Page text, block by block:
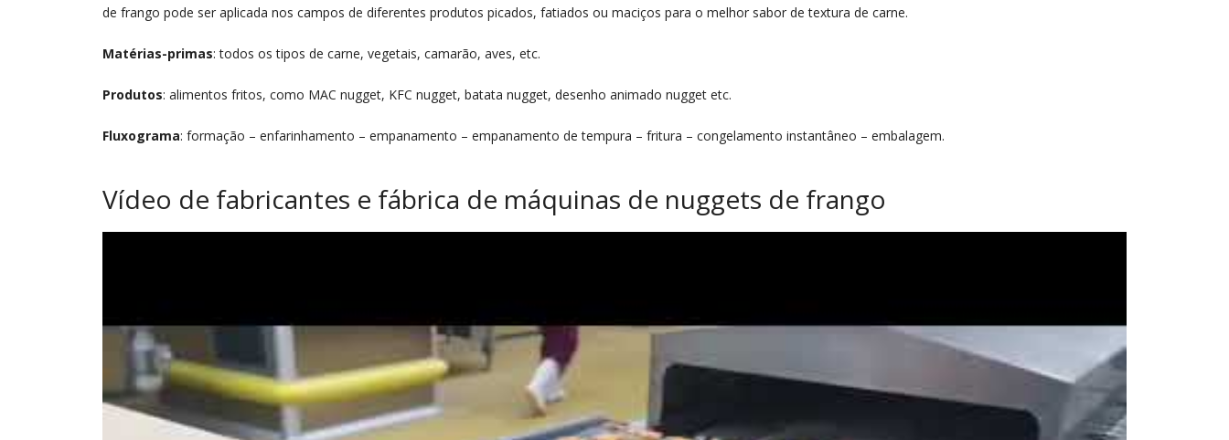
de frango pode ser aplicada nos campos de diferentes produtos picados, fatiados ou maciços para o melhor sabor de textura de carne.
Matérias-primas: todos os tipos de carne, vegetais, camarão, aves, etc.
Produtos: alimentos fritos, como MAC nugget, KFC nugget, batata nugget, desenho animado nugget etc.
Fluxograma: formação – enfarinhamento – empanamento – empanamento de tempura – fritura – congelamento instantâneo – embalagem.
Vídeo de fabricantes e fábrica de máquinas de nuggets de frango